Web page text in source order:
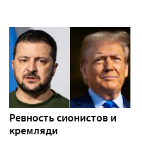
Ревность сионистов и
кремляди